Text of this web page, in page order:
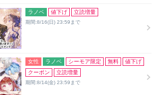
ラノベ 値下げ 立読増量
期間:8/16(日) 23:59まで
女性 ラノベ シーモア限定 無料
値下げ
クーポン
立読増量
期間:8/14(金) 23:59まで